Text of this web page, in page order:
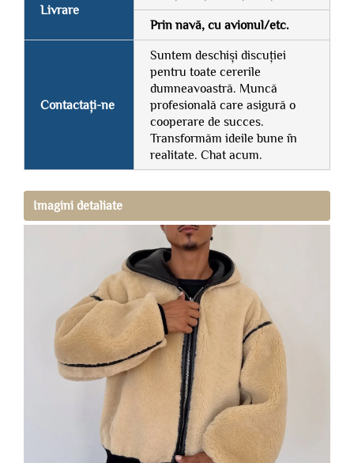
Livrare
Prin navă, cu avionul/etc.
Contactați-ne
Suntem deschiși discuției
pentru toate cererile
dumneavoastră. Muncă
profesională care asigură o
cooperare de succes.
Transformăm ideile bune în
realitate. Chat acum.
Imagini detaliate